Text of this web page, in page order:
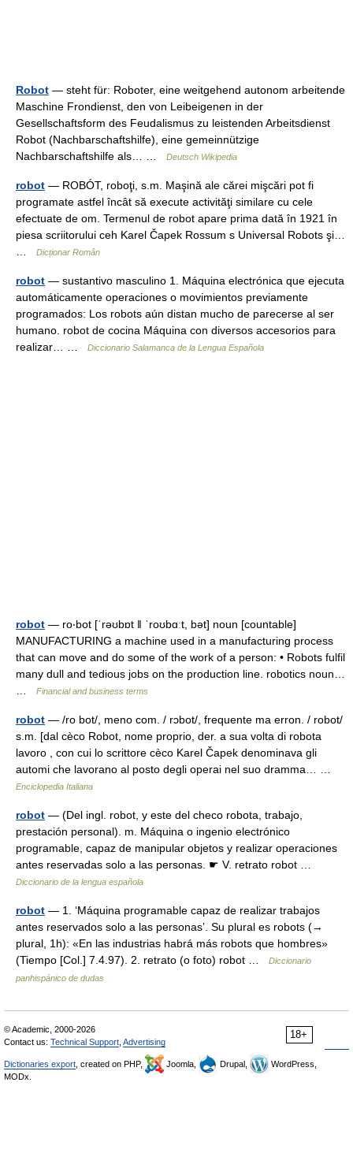
Robot — steht für: Roboter, eine weitgehend autonom arbeitende
Maschine Frondienst, den von Leibeigenen in der
Gesellschaftsform des Feudalismus zu leistenden Arbeitsdienst
Robot (Nachbarschaftshilfe), eine gemeinnützige
Nachbarschaftshilfe als… …
Deutsch Wikipedia
robot — ROBÓT, roboţi, s.m. Maşină ale cărei mişcări pot fi
programate astfel încât să execute activităţi similare cu cele
efectuate de om. Termenul de robot apare prima dată în 1921 în
piesa scriitorului ceh Karel Čapek Rossum s Universal Robots şi…
Dicționar Român
robot — sustantivo masculino 1. Máquina electrónica que ejecuta
automáticamente operaciones o movimientos previamente
programados: Los robots aún distan mucho de parecerse al ser
humano. robot de cocina Máquina con diversos accesorios para
realizar… …
Diccionario Salamanca de la Lengua Española
robot — ro‧bot [ˈrəʊbɒt ǁ ˈroʊbɑːt, bət] noun [countable]
MANUFACTURING a machine used in a manufacturing process
that can move and do some of the work of a person: • Robots fulfil
many dull and tedious jobs on the production line. robotics noun…
Financial and business terms
robot — /ro bot/, meno com. / rɔbot/, frequente ma erron. / robot/
s.m. [dal cèco Robot, nome proprio, der. a sua volta di robota
lavoro , con cui lo scrittore cèco Karel Čapek denominava gli
automi che lavorano al posto degli operai nel suo dramma… …
Enciclopedia Italiana
robot — (Del ingl. robot, y este del checo robota, trabajo,
prestación personal). m. Máquina o ingenio electrónico
programable, capaz de manipular objetos y realizar operaciones
antes reservadas solo a las personas. ☛ V. retrato robot …
Diccionario de la lengua española
robot — 1. ‘Máquina programable capaz de realizar trabajos
antes reservados solo a las personas’. Su plural es robots (→
plural, 1h): «En las industrias habrá más robots que hombres»
(Tiempo [Col.] 7.4.97). 2. retrato (o foto) robot …
Diccionario
panhispánico de dudas
18+
© Academic, 2000-2026
Contact us: Technical Support Advertising
Dictionaries export , created on PHP, Joomla, Drupal,
WordPress,
MODx.